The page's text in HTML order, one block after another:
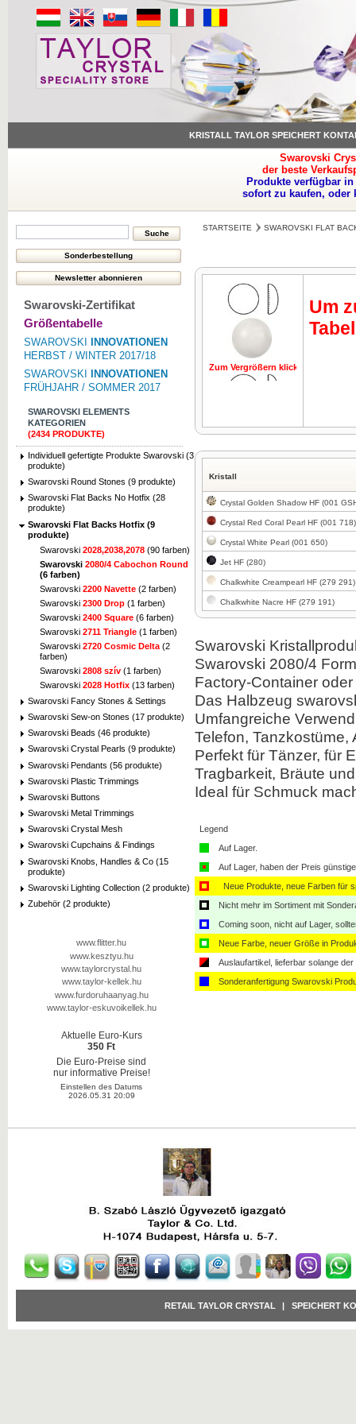
KRISTALL TAYLOR SPEICHERT
Swarovski
der beste
Produkte verfügbar
sofort zu kaufen, oder
Swarovski-Zertifikat
Größentabelle
SWAROVSKI
INNOVATIONEN
HERBST / WINTER 2017/18
SWAROVSKI
INNOVATIONEN
FRÜHJAHR / SOMMER 2017
SWAROVSKI ELEMENTS
KATEGORIEN
(2434 PRODUKTE)
Individuell gefertigte Produkte Swarovski (3
produkte)
Swarovski Round Stones (9 produkte)
Swarovski Flat Backs No Hotfix (28
produkte)
Swarovski Flat Backs Hotfix (9
produkte)
Swarovski 2028,2038,2078 (90 farben)
Swarovski 2080/4 Cabochon Round
(6 farben)
Swarovski 2200 Navette (2 farben)
Swarovski 2300 Drop (1 farben)
Swarovski 2400 Square (6 farben)
Swarovski 2711 Triangle (1 farben)
Swarovski 2720 Cosmic Delta (2
farben)
Swarovski 2808 szív (1 farben)
Swarovski 2028 Hotfix (13 farben)
Swarovski Fancy Stones & Settings
Swarovski Sew-on Stones (17 produkte)
Swarovski Beads (46 produkte)
Swarovski Crystal Pearls (9 produkte)
Swarovski Pendants (56 produkte)
Swarovski Plastic Trimmings
Swarovski Buttons
Swarovski Metal Trimmings
Swarovski Crystal Mesh
Swarovski Cupchains & Findings
Swarovski Knobs, Handles & Co (15
produkte)
Swarovski Lighting Collection (2 produkte)
Zubehör (2 produkte)
www.flitter.hu
www.kesztyu.hu
www.taylorcrystal.hu
www.taylor-kellek.hu
www.furdoruhaanyag.hu
www.taylor-eskuvoikellek.hu
Aktuelle Euro-Kurs
350 Ft
Die Euro-Preise sind
nur informative Preise!
Einstellen des Datums
2026.05.31 20:09
STARTSEITE SWAROVSKI FLAT
Zum Vergrößern klicken
Zum Vergrößern klicken
Um
Kristall
Crystal Golden Shadow HF (001
Crystal Red Coral Pearl HF (001 718)
Crystal White Pearl (001 650)
Jet HF (280)
Chalkwhite Creampearl HF (279 291)
Chalkwhite Nacre HF (279 191)
Swarovski
Swarovski 2080/4
Factory-Container
Das Halbzeug
Umfangreiche
Telefon,
Perfekt für Tänzer, für
Tragbarkeit, Bräute
Ideal für Schmuck
Legend
Auf Lager.
Auf Lager, haben der Preis
Neue Produkte, neue Farben für
Nicht mehr im Sortiment mit
Coming soon, nicht auf Lager,
Neue Farbe, neuer Größe in
Auslaufartikel, lieferbar solange der
Sonderanfertigung Swarovski
RETAIL TAYLOR CRYSTAL SPEICHERT